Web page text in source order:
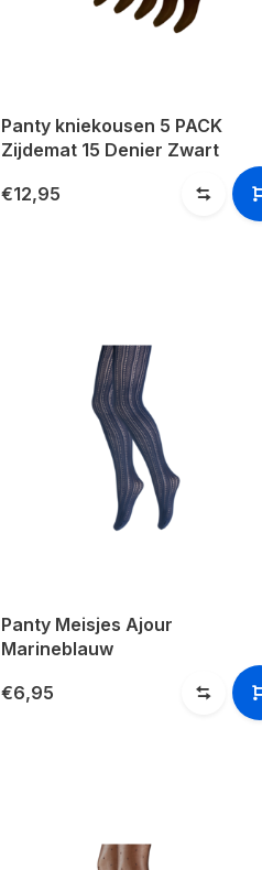
Panty kniekousen 5 PACK
Zijdemat 15 Denier Zwart
€12,95
Panty Meisjes Ajour
Marineblauw
€6,95